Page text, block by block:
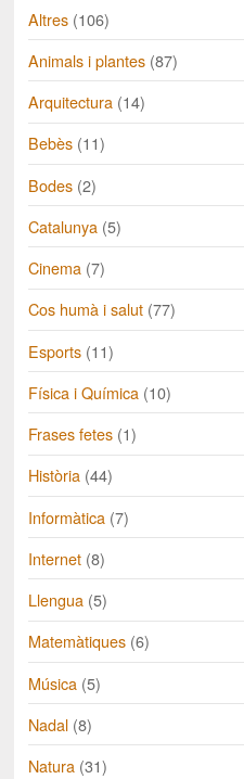
Altres (106)
Animals i plantes (87)
Arquitectura (14)
Bebès (11)
Bodes (2)
Catalunya (5)
Cinema (7)
Cos humà i salut (77)
Esports (11)
Física i Química (10)
Frases fetes (1)
Història (44)
Informàtica (7)
Internet (8)
Llengua (5)
Matemàtiques (6)
Música (5)
Nadal (8)
Natura (31)